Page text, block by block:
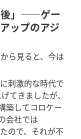
後」——ゲー
ップのアジ
ら見ると、今は
刺激的な時代で
てきましたが、
築してコロケー
会社では
ので、それが不